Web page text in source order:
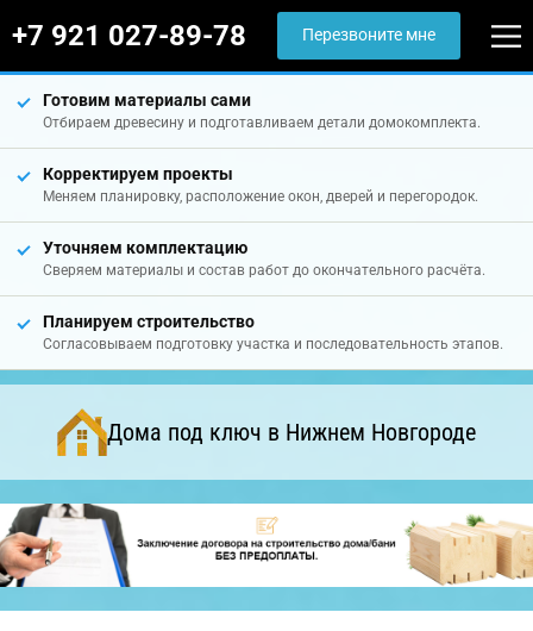
+7 921 027-89-78 Перезвоните мне
Готовим материалы сами
Отбираем древесину и подготавливаем детали домокомплекта.
Корректируем проекты
Меняем планировку, расположение окон, дверей и перегородок.
Уточняем комплектацию
Сверяем материалы и состав работ до окончательного расчёта.
Планируем строительство
Согласовываем подготовку участка и последовательность этапов.
Дома под ключ в Нижнем Новгороде